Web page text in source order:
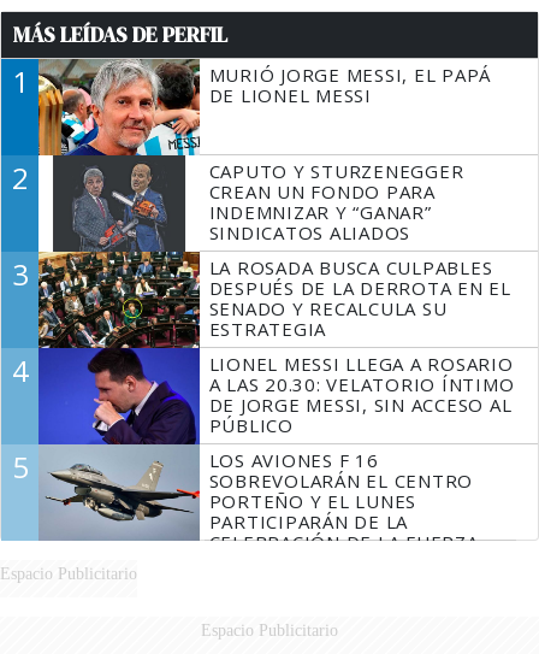
MÁS LEÍDAS DE PERFIL
1
MURIÓ JORGE MESSI, EL PAPÁ
DE LIONEL MESSI
2
CAPUTO Y STURZENEGGER
CREAN UN FONDO PARA
INDEMNIZAR Y “GANAR”
SINDICATOS ALIADOS
3
LA ROSADA BUSCA CULPABLES
DESPUÉS DE LA DERROTA EN EL
SENADO Y RECALCULA SU
ESTRATEGIA
4
LIONEL MESSI LLEGA A ROSARIO
A LAS 20.30: VELATORIO ÍNTIMO
DE JORGE MESSI, SIN ACCESO AL
PÚBLICO
5
LOS AVIONES F 16
SOBREVOLARÁN EL CENTRO
PORTEÑO Y EL LUNES
PARTICIPARÁN DE LA
CELEBRACIÓN DE LA FUERZA
Espacio Publicitario
Espacio Publicitario